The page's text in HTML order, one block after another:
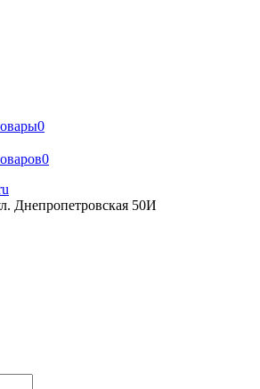
0
0
Днепропетровская 50И